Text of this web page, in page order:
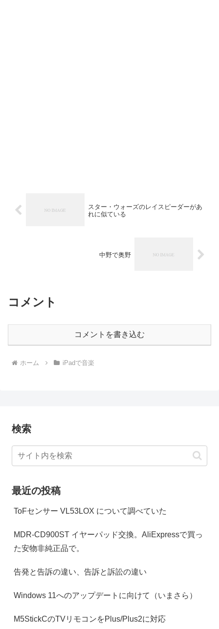
スター・ウォーズのレイスピーダーがあ
れに似ている
中野で奥野
コメント
コメントを書き込む
ホーム iPadで音楽
検索
最近の投稿
ToFセンサー VL53LOX について調べていた
MDR-CD900ST イヤーパッド交換。AliExpressで買っ
た安物非純正品で。
告発と告訴の違い、告訴と訴訟の違い
Windows 11へのアップデートに向けて（いまさら）
M5StickCのTVリモコンをPlus/Plus2に対応